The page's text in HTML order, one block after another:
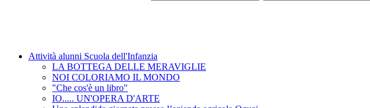
Attività alunni Scuola dell'Infanzia
LA BOTTEGA DELLE MERAVIGLIE
NOI COLORIAMO IL MONDO
"Che cos'è un libro"
IO..... UN'OPERA D'ARTE